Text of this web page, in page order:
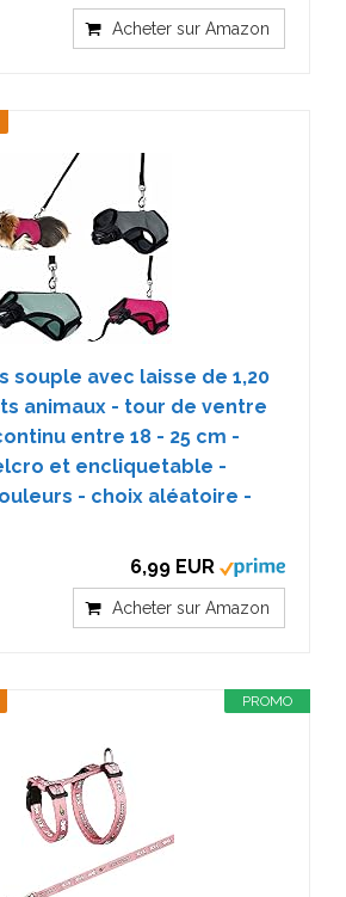
Acheter sur Amazon
souple avec laisse de 1,20
animaux - tour de ventre
entre 18 - 25 cm -
et encliquetable -
- choix aléatoire -
6,99 EUR
Acheter sur Amazon
PROMO